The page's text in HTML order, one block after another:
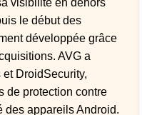
visibilité en dehors
le début des
développée grâce
AVG a
DroidSecurity,
de protection contre
des appareils Android.